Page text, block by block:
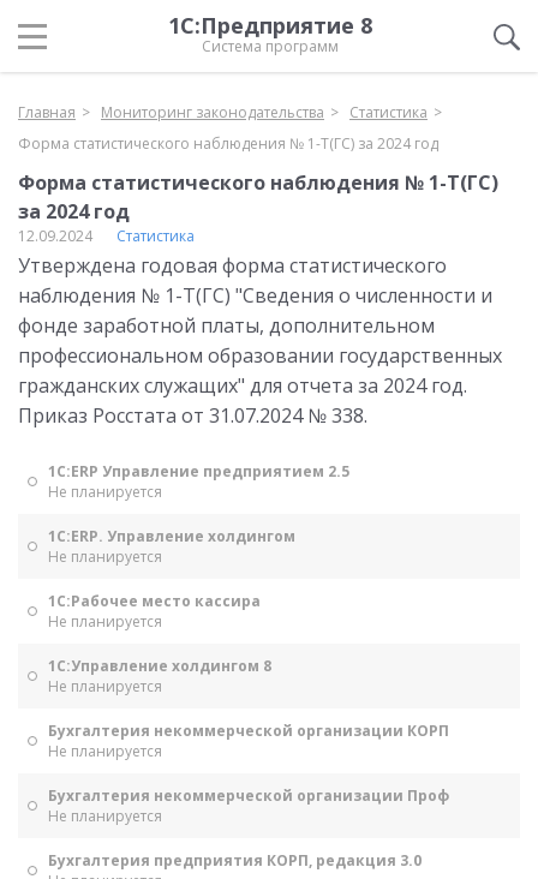
1С:Предприятие 8
Система программ
Главная Мониторинг законодательства
Статистика
Форма статистического наблюдения № 1-Т(ГС) за 2024 год
Форма статистического наблюдения № 1-Т(ГС)
за 2024 год
12.09.2024 Статистика
Утверждена годовая форма статистического
наблюдения № 1-Т(ГС) "Сведения о численности и
фонде заработной платы, дополнительном
профессиональном образовании государственных
гражданских служащих" для отчета за 2024 год.
Приказ Росстата от 31.07.2024 № 338.
1С:ERP Управление предприятием 2.5
Не планируется
1С:ERP. Управление холдингом
Не планируется
1С:Рабочее место кассира
Не планируется
1С:Управление холдингом 8
Не планируется
Бухгалтерия некоммерческой организации КОРП
Не планируется
Бухгалтерия некоммерческой организации Проф
Не планируется
Бухгалтерия предприятия КОРП, редакция 3.0